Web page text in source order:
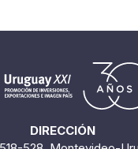
Cantidad encontrada:6
1 / 1